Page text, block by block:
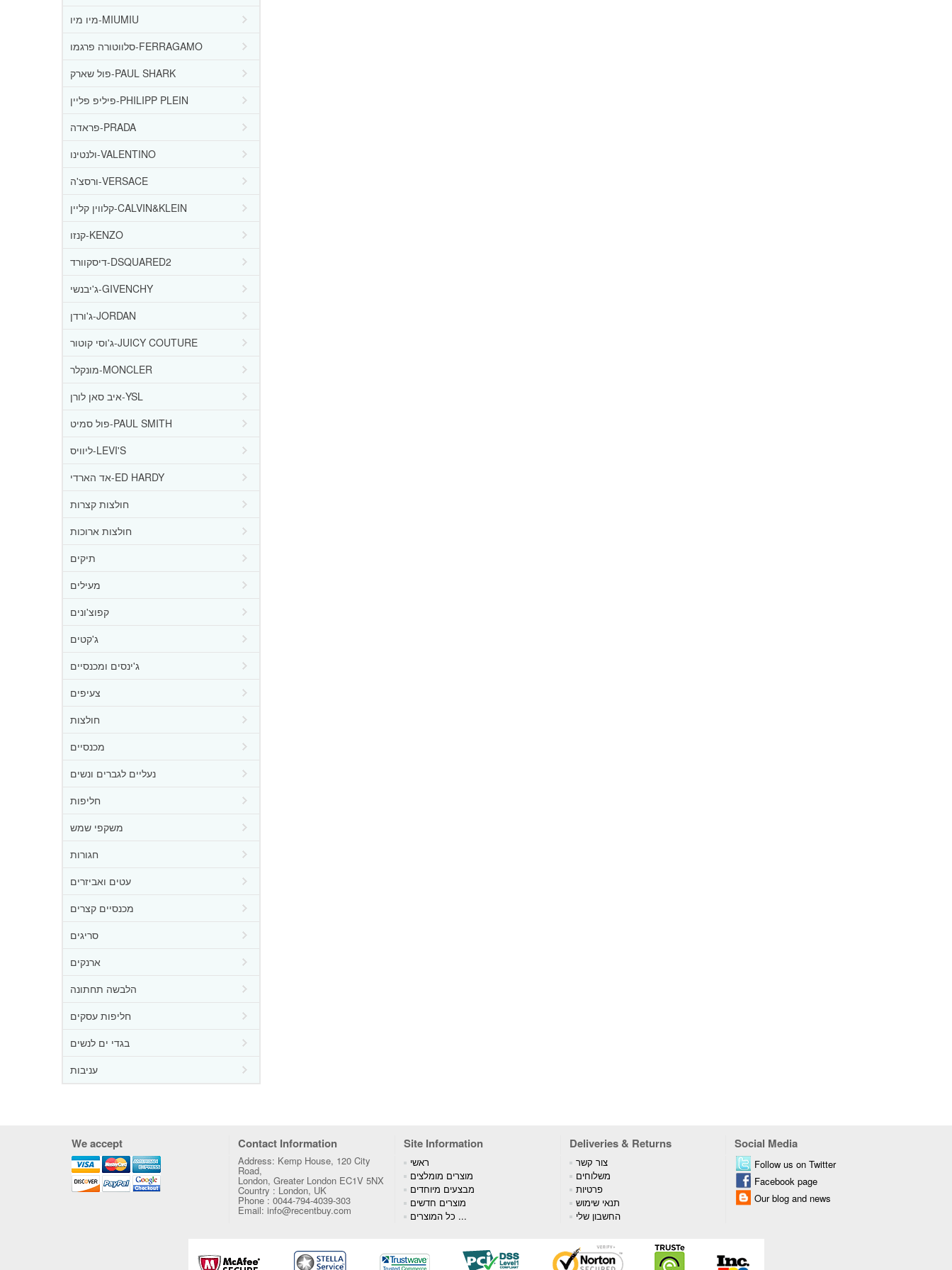
מיו מיו-MIUMIU
סלווטורה פרגמו-FERRAGAMO
פול שארק-PAUL SHARK
פיליפ פליין-PHILIPP PLEIN
פראדה-PRADA
ולנטינו-VALENTINO
ורסצ'ה-VERSACE
קלווין קליין-CALVIN&KLEIN
קנזו-KENZO
דיסקוורד-DSQUARED2
ג'יבנשי-GIVENCHY
ג'ורדן-JORDAN
ג'וסי קוטור-JUICY COUTURE
מונקלר-MONCLER
איב סאן לורן-YSL
פול סמיט-PAUL SMITH
ליוויס-LEVI'S
אד הארדי-ED HARDY
חולצות קצרות
חולצות ארוכות
תיקים
מעילים
קפוצ'ונים
ג'קטים
ג'ינסים ומכנסיים
צעיפים
חולצות
מכנסיים
נעליים לגברים ונשים
חליפות
משקפי שמש
חגורות
עטים ואביזרים
מכנסיים קצרים
סריגים
ארנקים
הלבשה תחתונה
חליפות עסקים
בגדי ים לנשים
עניבות
We accept Contact Information Site Information Deliveries & Returns Social Media
Address: Kemp House, 120 City
Road,
London, Greater London EC1V 5NX
Country : London, UK
Phone : 0044-794-4039-303
Email: info@recentbuy.com
ראשי
מוצרים מומלצים
מבצעים מיוחדים
מוצרים חדשים
כל המוצרים ...
צור קשר
משלוחים
פרטיות
תנאי שימוש
החשבון שלי
Follow us on Twitter
Facebook page
Our blog and news